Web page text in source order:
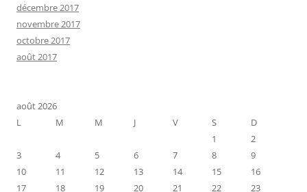
décembre 2017
novembre 2017
octobre 2017
août 2017
août 2026
L
M M J V S
D
1
2
3
4 5 6 7 8
9
10
11 12 13 14 15
16
17
18 19 20 21 22 23